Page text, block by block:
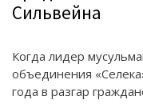
Сильвейна
Когда лидер
объединения
года в разгар